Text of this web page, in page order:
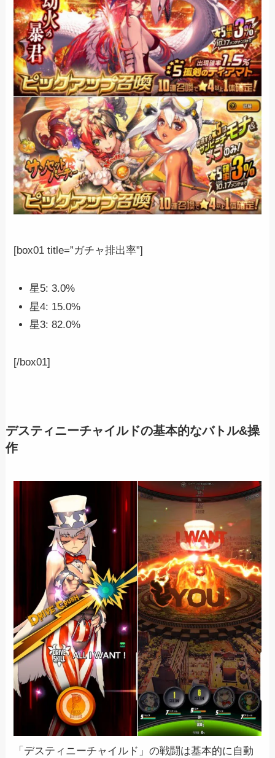
[box01 title=”ガチャ排出率”]
星5: 3.0%
星4: 15.0%
星3: 82.0%
[/box01]
デスティニーチャイルドの基本的なバトル&操
作
「デスティニーチャイルド」の戦闘は基本的に自動